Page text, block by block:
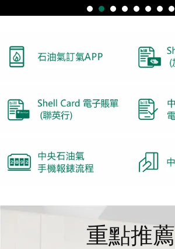
重點推薦